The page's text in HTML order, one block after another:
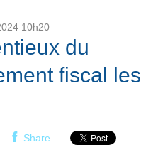
10h20
du
fiscal les
Share